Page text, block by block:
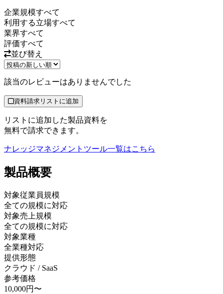
企業規模すべて
利用する立場すべて
業界すべて
評価すべて
並び替え
該当のレビューはありませんでした
資料請求リストに追加
リストに追加した製品資料を
無料で請求できます。
ナレッジマネジメントツール一覧はこちら
製品概要
対象従業員規模
全ての規模に対応
対象売上規模
全ての規模に対応
対象業種
全業種対応
提供形態
クラウド / SaaS
参考価格
10,000円〜